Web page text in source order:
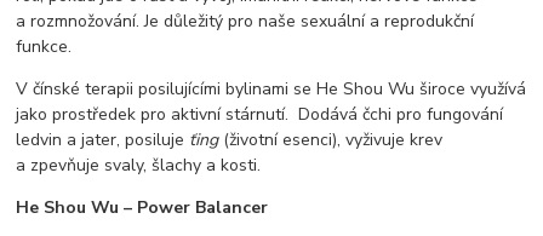
a rozmnožování. Je důležitý pro naše sexuální a reprodukční
funkce.
V čínské terapii posilujícími bylinami se He Shou Wu široce využívá
jako prostředek pro aktivní stárnutí. Dodává čchi pro fungování
ledvin a jater, posiluje ťing(životní esenci), vyživuje krev
a zpevňuje svaly, šlachy a kosti.
He Shou Wu – Power Balancer